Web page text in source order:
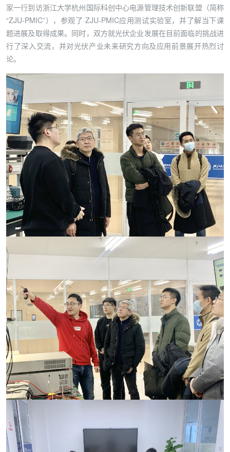
家一行到访浙江大学杭州国际科创中心电源管理技术创新联盟（简称
“ZJU-PMIC”），参观了·ZJU-PMIC应用测试实验室，并了解当下课
题进展及取得成果。同时，双方就光伏企业发展在目前面临的挑战进
行了深入交流，并对光伏产业未来研究方向及应用前景展开热烈讨
论。